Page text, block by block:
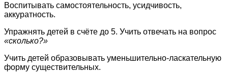
Воспитывать самостоятельность, усидчивость,
аккуратность.
Упражнять детей в счёте до 5. Учить отвечать на вопрос
«сколько?»
Учить детей образовывать уменьшительно-ласкательную
форму существительных.